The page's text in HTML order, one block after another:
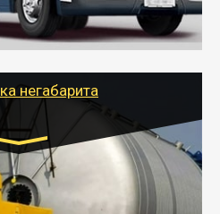
быстро перевезти
в любой город России с
негабарита